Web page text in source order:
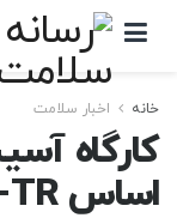
خانه اخبار سلامت
کارگاه
اساس DSM-5-TR